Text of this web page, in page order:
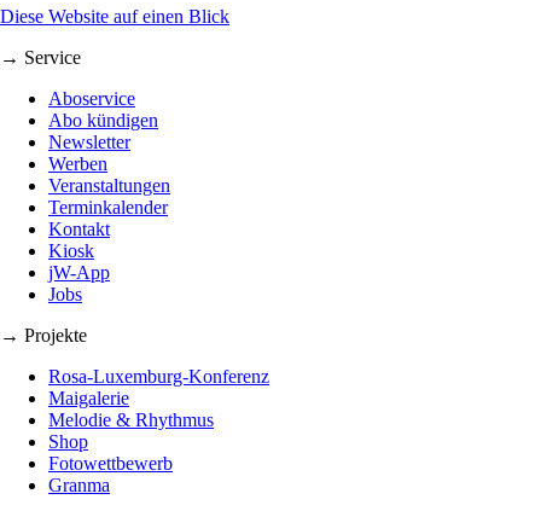
Diese Website auf einen Blick
→ Service
Aboservice
Abo kündigen
Newsletter
Werben
Veranstaltungen
Terminkalender
Kontakt
Kiosk
jW-App
Jobs
→ Projekte
Rosa-Luxemburg-Konferenz
Maigalerie
Melodie & Rhythmus
Shop
Fotowettbewerb
Granma